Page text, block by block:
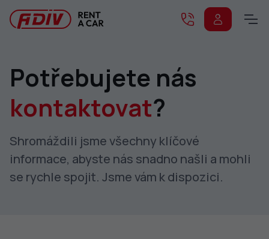
Potřebujete nás
kontaktovat?
Shromáždili jsme všechny klíčové
informace, abyste nás snadno našli a mohli
se rychle spojit. Jsme vám k dispozici.